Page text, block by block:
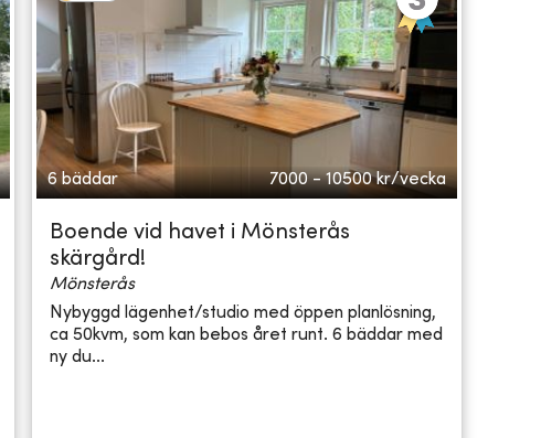
6 bäddar 7000 - 10500 kr/vecka
Boende vid havet i Mönsterås
skärgård!
Mönsterås
Nybyggd lägenhet/studio med öppen planlösning,
ca 50kvm, som kan bebos året runt. 6 bäddar med
ny du...